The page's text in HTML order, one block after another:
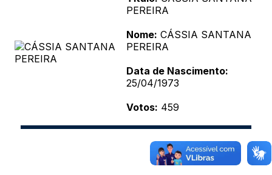
PEREIRA
Nome: CÁSSIA SANTANA
PEREIRA
Data de Nascimento:
25/04/1973
Votos: 459